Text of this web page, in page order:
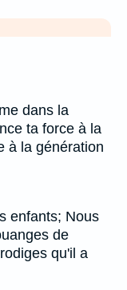
dans la
ta force à la
à la génération
enfants; Nous
de
qu'il a